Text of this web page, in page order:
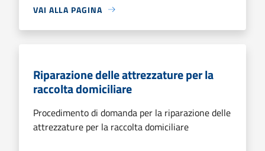
VAI ALLA PAGINA
Riparazione delle attrezzature per la
raccolta domiciliare
Procedimento di domanda per la riparazione delle
attrezzature per la raccolta domiciliare